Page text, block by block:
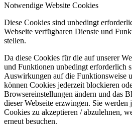
Notwendige Website Cookies
Diese Cookies sind unbedingt
Webseite verfügbaren Dienste und
stellen.
Da diese Cookies für die auf unserer
und Funktionen unbedingt erforderlich
Auswirkungen auf die Funktionsweise
können Cookies jederzeit blockieren
Browsereinstellungen ändern und das
dieser Webseite erzwingen. Sie werden
Cookies zu akzeptieren / abzulehnen,
erneut besuchen.